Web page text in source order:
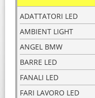
ADATTATORI LED
AMBIENT LIGHT
ANGEL BMW
BARRE LED
FANALI LED
FARI LAVORO LED